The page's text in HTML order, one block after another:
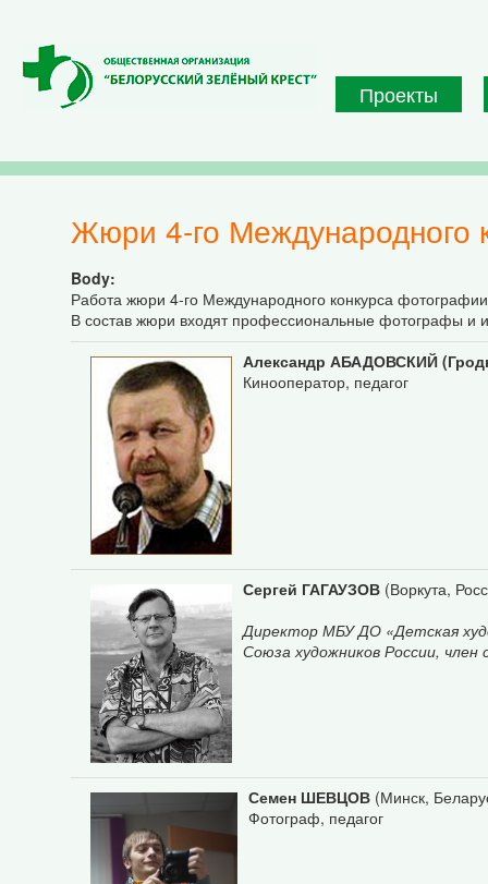
Проекты
Жюри 4-го
Body:
Работа жюри 4-го Международного конкурса
В состав жюри входят профессиональные фотографы и
Александр АБАДОВСКИЙ
Кинооператор, педагог
Сергей ГАГАУЗОВ (Воркута,
Директор МБУ ДО «Детская
Союза художников России,
Семен ШЕВЦОВ (Минск,
Фотограф, педагог